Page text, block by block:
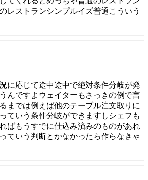
レストランシンプルイズ普通こういう
に応じて途中途中で絶対条件分岐が発
んですよウェイターもさっきの例で言
までは例えば他のテーブル注文取りに
ていう条件分岐ができますしシェフも
ばもうすでに仕込み済みのものがあれ
ていう判断とかなかったら作らなきゃ